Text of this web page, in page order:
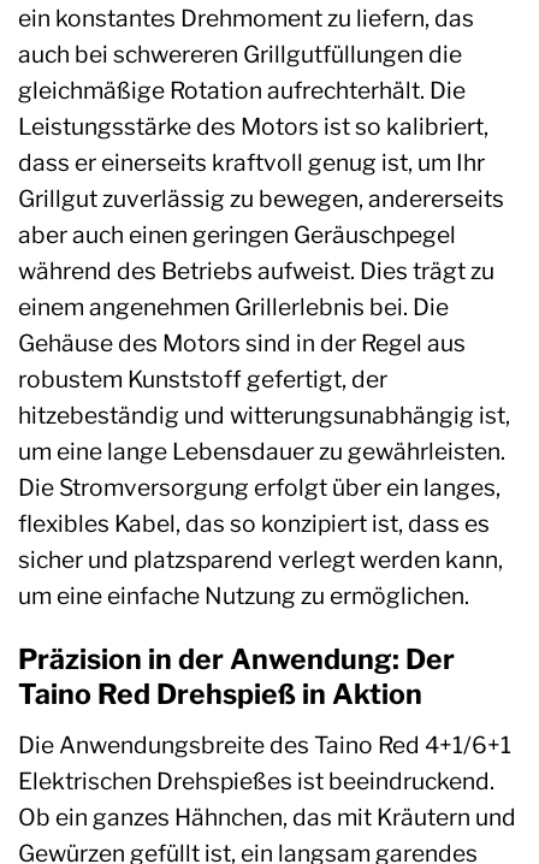
ein konstantes Drehmoment zu liefern, das
auch bei schwereren Grillgutfüllungen die
gleichmäßige Rotation aufrechterhält. Die
Leistungsstärke des Motors ist so kalibriert,
dass er einerseits kraftvoll genug ist, um Ihr
Grillgut zuverlässig zu bewegen, andererseits
aber auch einen geringen Geräuschpegel
während des Betriebs aufweist. Dies trägt zu
einem angenehmen Grillerlebnis bei. Die
Gehäuse des Motors sind in der Regel aus
robustem Kunststoff gefertigt, der
hitzebeständig und witterungsunabhängig ist,
um eine lange Lebensdauer zu gewährleisten.
Die Stromversorgung erfolgt über ein langes,
flexibles Kabel, das so konzipiert ist, dass es
sicher und platzsparend verlegt werden kann,
um eine einfache Nutzung zu ermöglichen.
Präzision in der Anwendung: Der
Taino Red Drehspieß in Aktion
Die Anwendungsbreite des Taino Red 4+1/6+1
Elektrischen Drehspießes ist beeindruckend.
Ob ein ganzes Hähnchen, das mit Kräutern und
Gewürzen gefüllt ist, ein langsam garendes